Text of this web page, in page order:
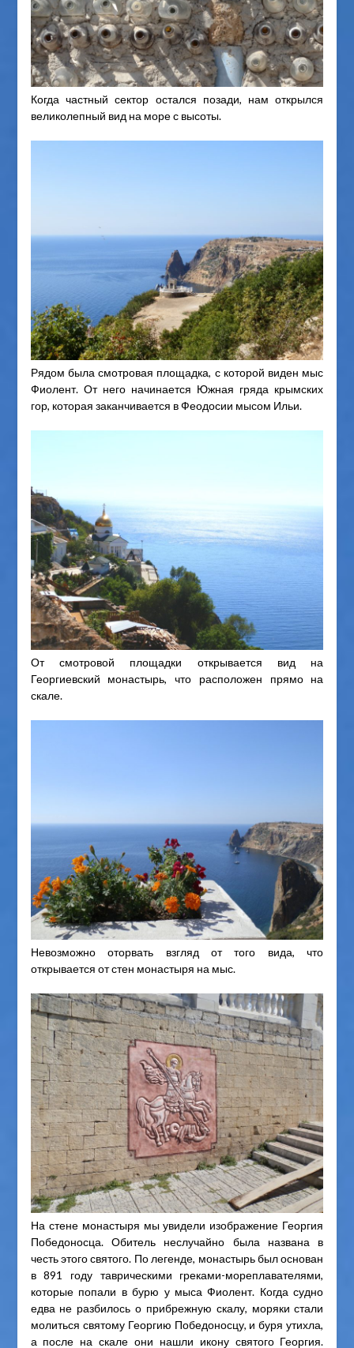
Когда частный сектор остался позади, нам открылся
великолепный вид на море с высоты.
Рядом была смотровая площадка, с которой виден мыс
Фиолент. От него начинается Южная гряда крымских
гор, которая заканчивается в Феодосии мысом Ильи.
От смотровой площадки открывается вид на
Георгиевский монастырь, что расположен прямо на
скале.
Невозможно оторвать взгляд от того вида, что
открывается от стен монастыря на мыс.
На стене монастыря мы увидели изображение Георгия
Победоносца. Обитель неслучайно была названа в
честь этого святого. По легенде, монастырь был основан
в 891 году таврическими греками-мореплавателями,
которые попали в бурю у мыса Фиолент. Когда судно
едва не разбилось о прибрежную скалу, моряки стали
молиться святому Георгию Победоносцу, и буря утихла,
а после на скале они нашли икону святого Георгия.